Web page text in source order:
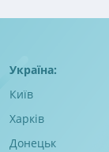
Україна:
Київ
Харків
Донецьк